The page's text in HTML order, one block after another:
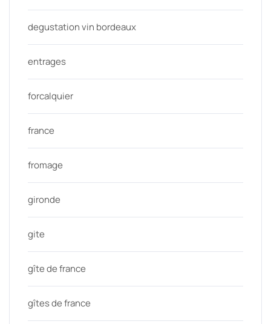
degustation vin bordeaux
entrages
forcalquier
france
fromage
gironde
gite
gîte de france
gîtes de france